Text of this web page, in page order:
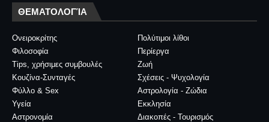
ΘΕΜΑΤΟΛΟΓΊΑ
Ονειροκρίτης
Πολύτιμοι λίθοι
Φιλοσοφία
Περίεργα
Tips, χρήσιμες συμβουλές
Ζωή
Κουζίνα-Συνταγές
Σχέσεις - Ψυχολογία
Φύλλο & Sex
Αστρολογία - Ζώδια
Υγεία
Εκκλησία
Αστρονομία
Διακοπές - Τουρισμός